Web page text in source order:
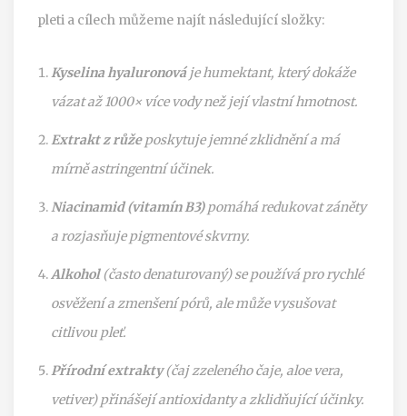
pleti a cílech můžeme najít následující složky:
Kyselina hyaluronováje humektant, který dokáže
vázat až 1000× více vody než její vlastní hmotnost.
Extrakt z růžeposkytuje jemné zklidnění a má
mírně astringentní účinek.
Niacinamid (vitamín B3)pomáhá redukovat záněty
a rozjasňuje pigmentové skvrny.
Alkohol(často denaturovaný) se používá pro rychlé
osvěžení a zmenšení pórů, ale může vysušovat
citlivou pleť.
Přírodní extrakty(čaj zzeleného čaje, aloe vera,
vetiver) přinášejí antioxidanty a zklidňující účinky.